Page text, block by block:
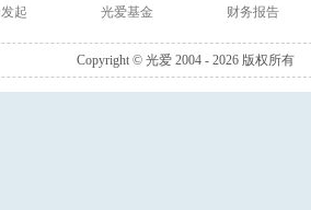
起
光爱基金
财务报告
Copyright © 光爱 2004 - 2026 版权所有